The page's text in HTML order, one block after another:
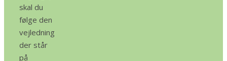
skal du
følge den
vejledning
der står
på